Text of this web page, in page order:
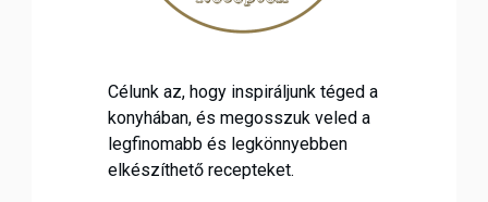
Célunk az, hogy inspiráljunk téged a
konyhában, és megosszuk veled a
legfinomabb és legkönnyebben
elkészíthető recepteket.